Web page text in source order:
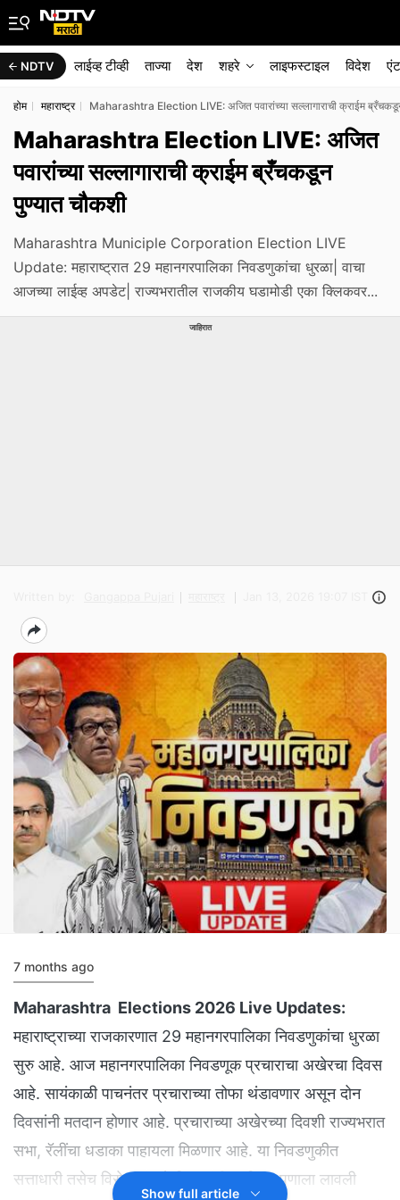
NDTV लाईव्ह टीव्ही ताज्या देश शहरे लाइफस्टाइल विदेश
होम महाराष्ट्र Maharashtra Election LIVE: अजित पवारांच्या सल्लागाराची क्राईम
Maharashtra Election LIVE: अजित
पवारांच्या सल्लागाराची क्राईम ब्रँचकडून
पुण्यात चौकशी
Maharashtra Municiple Corporation Election LIVE
Update: महाराष्ट्रात 29 महानगरपालिका निवडणुकांचा धुरळा| वाचा
आजच्या लाईव्ह अपडेट| राज्यभरातील राजकीय घडामोडी एका क्लिकवर...
जाहिरात
7 months ago
Maharashtra Elections 2026 Live Updates:
महाराष्ट्राच्या राजकारणात 29 महानगरपालिका निवडणुकांचा धुरळा
सुरु आहे. आज महानगरपालिका निवडणूक प्रचाराचा अखेरचा दिवस
आहे. सायंकाळी पाचनंतर प्रचाराच्या तोफा थंडावणार असून दोन
दिवसांनी मतदान होणार आहे. प्रचाराच्या अखेरच्या दिवशी राज्यभरात
सभा, रॅलींचा धडाका पाहायला मिळणार आहे. या निवडणुकीत
सत्ताधारी तसेच विरोधकांमध्ये दिग्गजांनी प्रतिष्ठा पणाला लावली
Show full article